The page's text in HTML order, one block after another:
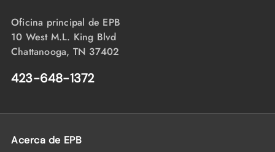
Oficina principal de EPB
10 West M.L. King Blvd
Chattanooga, TN 37402
423-648-1372
Acerca de EPB